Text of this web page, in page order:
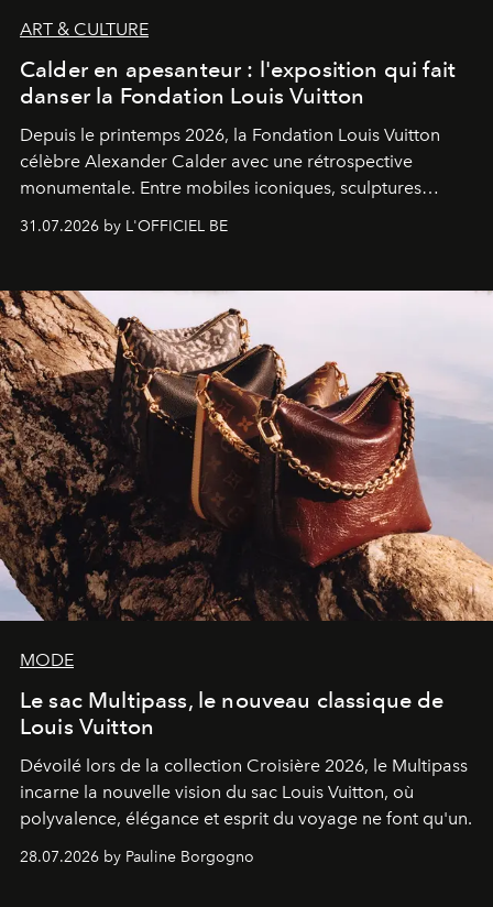
ART & CULTURE
Calder en apesanteur : l'exposition qui fait
danser la Fondation Louis Vuitton
Depuis le printemps 2026, la Fondation Louis Vuitton
célèbre Alexander Calder avec une rétrospective
monumentale. Entre mobiles iconiques, sculptures
monumentales et poésie du mouvement, l'artiste
américain investit les espaces imaginés par Frank Gehry
sculpture.
31.07.2026 by L'OFFICIEL BE
MODE
Le sac Multipass, le nouveau classique de
Louis Vuitton
Dévoilé lors de la collection Croisière 2026, le Multipass
incarne la nouvelle vision du sac Louis Vuitton, où
polyvalence, élégance et esprit du voyage ne font qu'un.
28.07.2026 by Pauline Borgogno